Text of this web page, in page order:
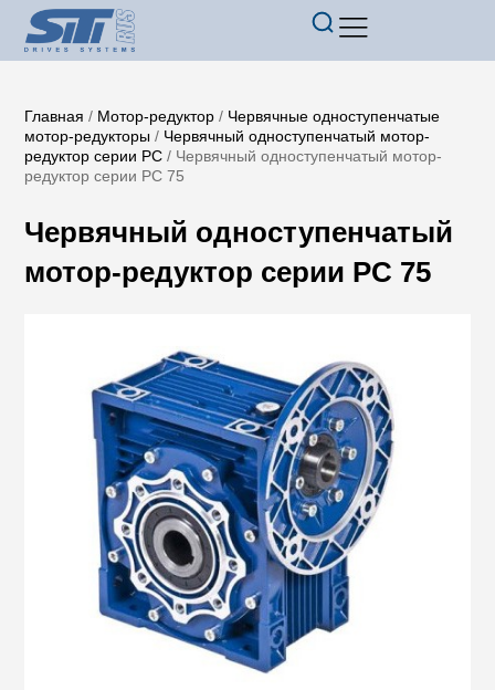
Главная / Мотор-редуктор / Червячные одноступенчатые
мотор-редукторы / Червячный одноступенчатый мотор-
редуктор серии PC / Червячный одноступенчатый мотор-
редуктор серии PC 75
Червячный одноступенчатый
мотор-редуктор серии PC 75